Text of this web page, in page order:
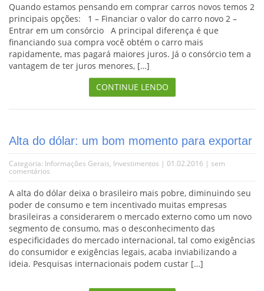
Quando estamos pensando em comprar carros novos temos 2
principais opções: 1 – Financiar o valor do carro novo 2 –
Entrar em um consórcio A principal diferença é que
financiando sua compra você obtém o carro mais
rapidamente, mas pagará maiores juros. Já o consórcio tem a
vantagem de ter juros menores, […]
CONTINUE LENDO
Alta do dólar: um bom momento para exportar
Categoria: Informações Gerais, Investimentos | 01.02.2016 | sem
comentários
A alta do dólar deixa o brasileiro mais pobre, diminuindo seu
poder de consumo e tem incentivado muitas empresas
brasileiras a considerarem o mercado externo como um novo
segmento de consumo, mas o desconhecimento das
especificidades do mercado internacional, tal como exigências
do consumidor e exigências legais, acaba inviabilizando a
ideia. Pesquisas internacionais podem custar […]